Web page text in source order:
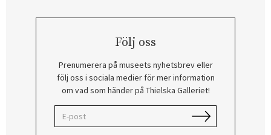
Följ oss
Prenumerera på museets nyhetsbrev eller
följ oss i sociala medier för mer information
om vad som händer på Thielska Galleriet!